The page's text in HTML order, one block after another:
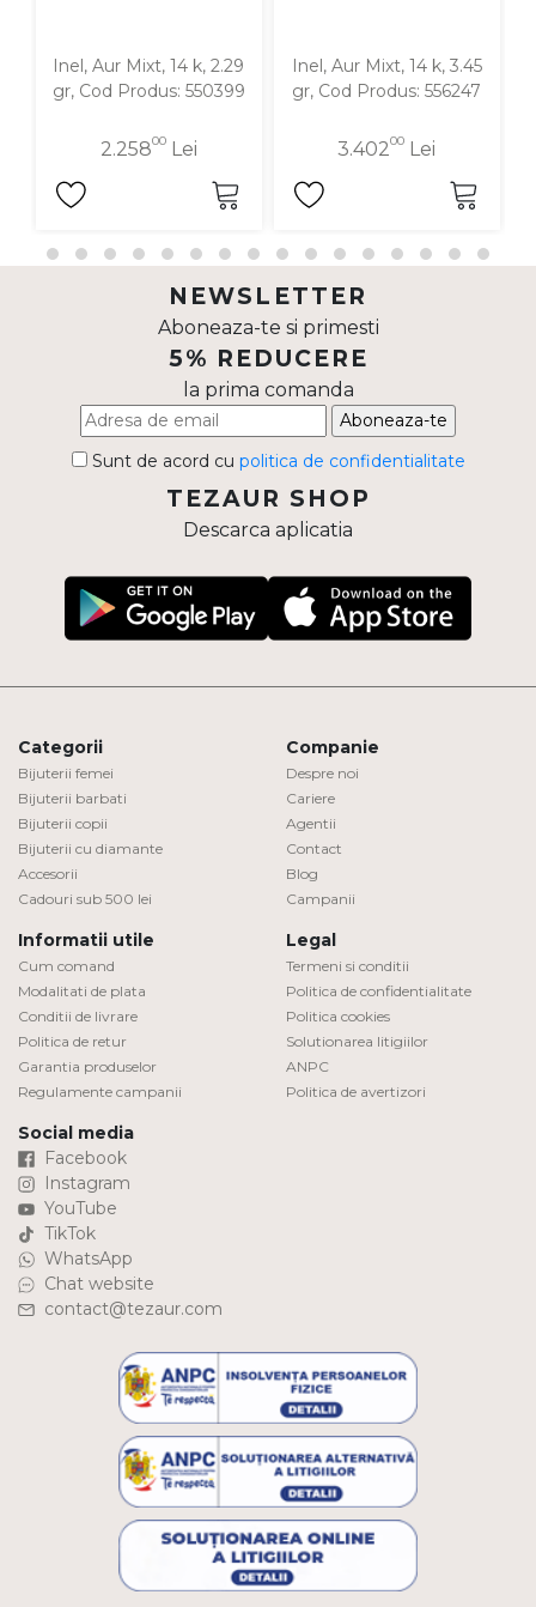
Inel, Aur Mixt, 14 k, 2.29
gr, Cod Produs: 550399
2.25800Lei
Inel, Aur Mixt, 14 k, 3.45
gr, Cod Produs: 556247
3.40200 Lei
NEWSLETTER
Aboneaza-te si primesti
5% REDUCERE
la prima comanda
Aboneaza-te
Sunt de acord cu politica de confidentialitate
TEZAUR SHOP
Descarca aplicatia
Categorii
Bijuterii femei
Bijuterii barbati
Bijuterii copii
Bijuterii cu diamante
Accesorii
Cadouri sub 500 lei
Companie
Despre noi
Cariere
Agentii
Contact
Blog
Campanii
Informatii utile
Cum comand
Modalitati de plata
Conditii de livrare
Politica de retur
Garantia produselor
Regulamente campanii
Legal
Termeni si conditii
Politica de confidentialitate
Politica cookies
Solutionarea litigiilor
ANPC
Politica de avertizori
Social media
Facebook
Instagram
YouTube
TikTok
WhatsApp
Chat website
contact@tezaur.com